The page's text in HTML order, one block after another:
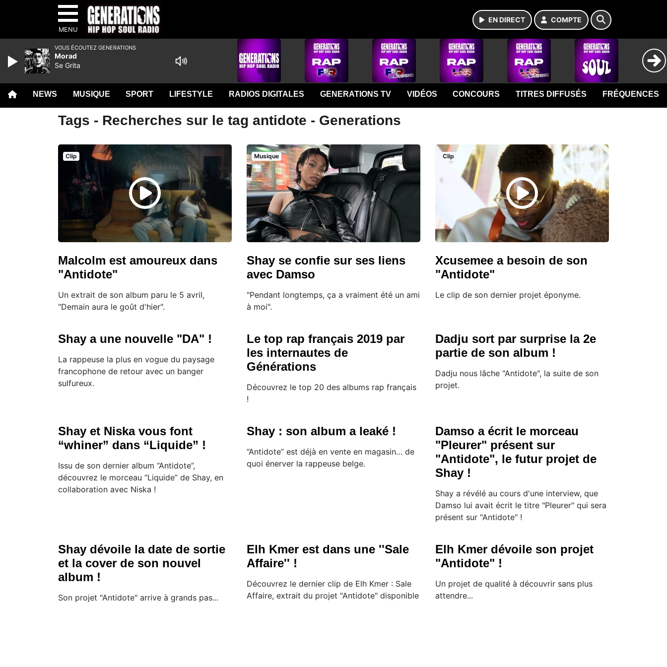
MENU
EN DIRECT COMPTE
NEWS MUSIQUE SPORT LIFESTYLE RADIOS DIGITALES GENERATIONS TV VIDÉOS CONCOURS TITRES DIFFUSÉS FRÉQUENCES
Tags - Recherches sur le tag antidote - Generations
Clip
Malcolm est amoureux dans
"Antidote"
Un extrait de son album paru le 5 avril,
"Demain aura le goût d'hier".
Musique
Shay se confie sur ses liens
avec Damso
"Pendant longtemps, ça a vraiment été un ami
à moi".
Clip
Xcusemee a besoin de son
"Antidote"
Le clip de son dernier projet éponyme.
Shay a une nouvelle "DA" !
La rappeuse la plus en vogue du paysage
francophone de retour avec un banger
sulfureux.
Le top rap français 2019 par
les internautes de
Générations
Découvrez le top 20 des albums rap français
!
Dadju sort par surprise la 2e
partie de son album !
Dadju nous lâche "Antidote", la suite de son
projet.
Shay et Niska vous font
“whiner” dans “Liquide” !
Issu de son dernier album “Antidote”,
découvrez le morceau “Liquide” de Shay, en
collaboration avec Niska !
Shay : son album a leaké !
“Antidote” est déjà en vente en magasin… de
quoi énerver la rappeuse belge.
Damso a écrit le morceau
"Pleurer" présent sur
"Antidote", le futur projet de
Shay !
Shay a révélé au cours d'une interview, que
Damso lui avait écrit le titre "Pleurer" qui sera
présent sur "Antidote" !
Shay dévoile la date de sortie
et la cover de son nouvel
album !
Son projet "Antidote" arrive à grands pas...
Elh Kmer est dans une ''Sale
Affaire'' !
Découvrez le dernier clip de Elh Kmer : Sale
Affaire, extrait du projet "Antidote" disponible
Elh Kmer dévoile son projet
"Antidote" !
Un projet de qualité à découvrir sans plus
attendre...
VOUS ÉCOUTEZ GENERATIONS
Morad
Se Grita